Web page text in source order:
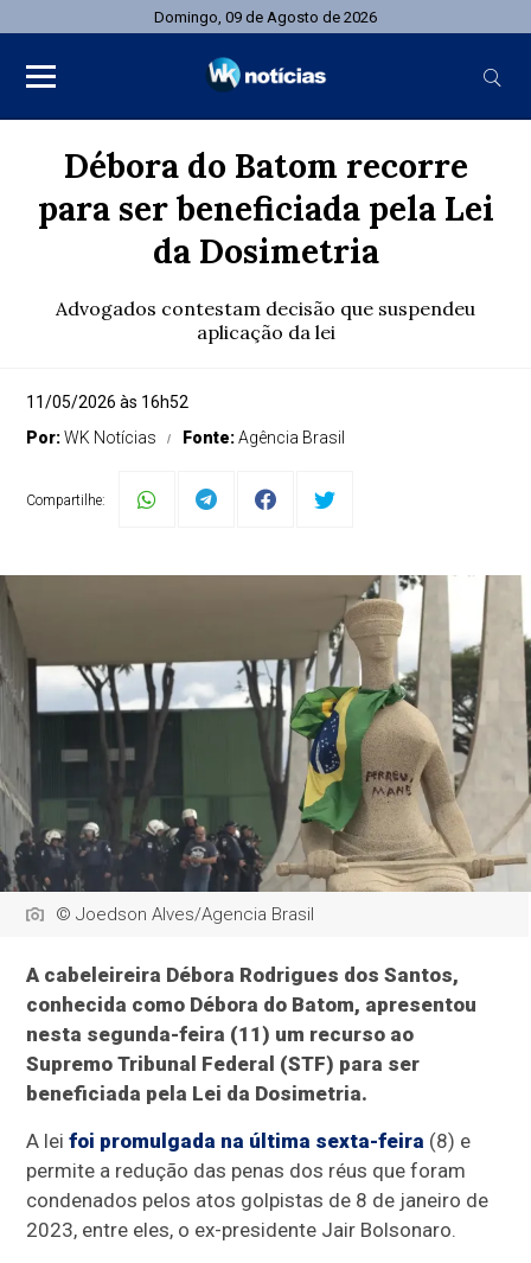
Domingo, 09 de Agosto de 2026
Débora do Batom recorre
para ser beneficiada pela Lei
da Dosimetria
Advogados contestam decisão que suspendeu
aplicação da lei
11/05/2026 às 16h52
Por:WK Notícias Fonte:Agência Brasil
Compartilhe:
© Joedson Alves/Agencia Brasil
A cabeleireira Débora Rodrigues dos Santos,
conhecida como Débora do Batom, apresentou
nesta segunda-feira (11) um recurso ao
Supremo Tribunal Federal (STF) para ser
beneficiada pela Lei da Dosimetria.
A leifoi promulgada na última sexta-feira (8) e
permite a redução das penas dos réus que foram
condenados pelos atos golpistas de 8 de janeiro de
2023, entre eles, o ex-presidente Jair Bolsonaro.